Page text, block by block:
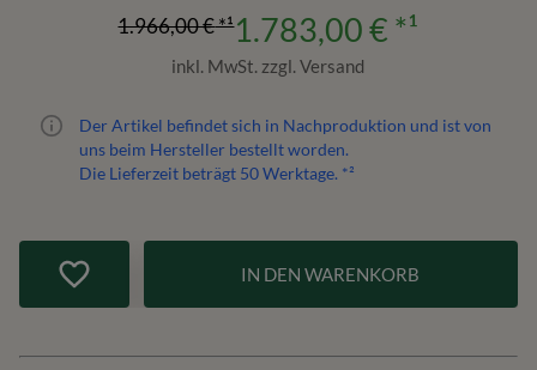
1.966,00 €*¹1.783,00 € *¹
inkl. MwSt. zzgl. Versand
Der Artikel befindet sich in Nachproduktion und ist von
uns beim Hersteller bestellt worden.
Die Lieferzeit beträgt 50Werktage. *²
IN DEN WARENKORB